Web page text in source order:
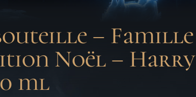
– Famille
Noël – Harry
ml